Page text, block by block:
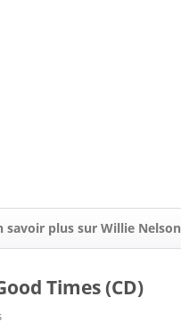
savoir plus sur Willie Nelson
Times (CD)